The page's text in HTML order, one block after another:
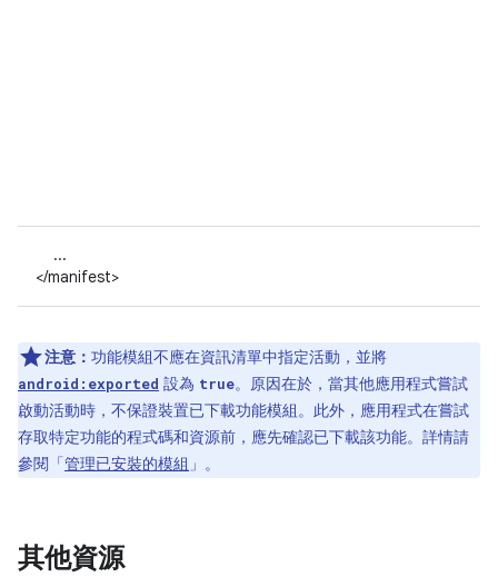
...
</manifest>
注意： 功能模組不應在資訊清單中指定活動，並將
android:exported 設為 true。原因在於，當其他應用程式嘗試
啟動活動時，不保證裝置已下載功能模組。此外，應用程式在嘗試
存取特定功能的程式碼和資源前，應先確認已下載該功能。詳情請
參閱「 管理已安裝的模組 」。
其他資源